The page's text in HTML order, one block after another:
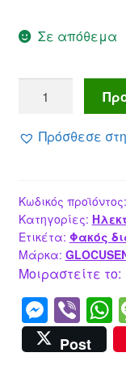
Σε απόθεμα
φακός
διαβάσματος
έως
63lm,
λευκός
ποσότητα
Πρόσθεσε
Κωδικός προϊόντος:
Κατηγορίες:
Ετικέτα: Φακός
Μάρκα:
Μοιραστείτε το:
M
e
ss
Vi
b
er
h
Post